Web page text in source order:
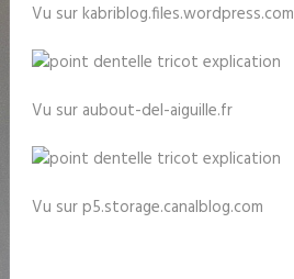
Vu sur kabriblog.files.wordpress.com
Vu sur aubout-del-aiguille.fr
Vu sur p5.storage.canalblog.com